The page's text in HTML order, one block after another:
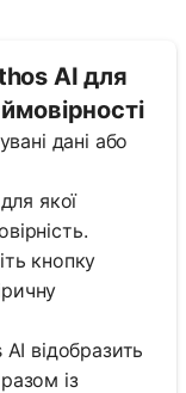
AI для
дані або
якої
кнопку
відобразить
із